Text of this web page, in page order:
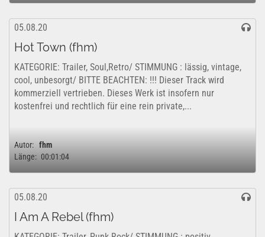
05.08.20
Hot Town (fhm)
KATEGORIE: Trailer, Soul,Retro/ STIMMUNG : lässig, vintage,
cool, unbesorgt/ BITTE BEACHTEN: !!! Dieser Track wird
kommerziell vertrieben. Dieses Werk ist insofern nur
kostenfrei und rechtlich für eine rein private,...
Autor: fhm
Länge: 00:01:04
05.08.20
I Am A Rebel (fhm)